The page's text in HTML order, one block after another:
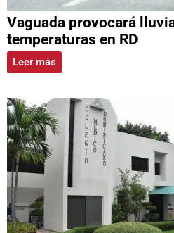
Vaguada provocará
temperaturas en RD
Leer más